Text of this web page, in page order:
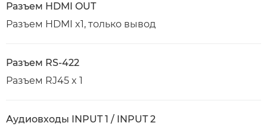
Разъем HDMI OUT
Разъем HDMI x1, только вывод
Разъем RS-422
Разъем RJ45 x 1
Аудиовходы INPUT 1 / INPUT 2